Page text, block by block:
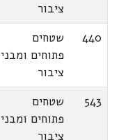
ציבור
440
שטחים
פתוחים ומבני
ציבור
543
שטחים
פתוחים ומבני
ציבור